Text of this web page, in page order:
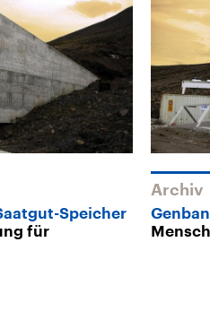
Speicher
für
Archiv